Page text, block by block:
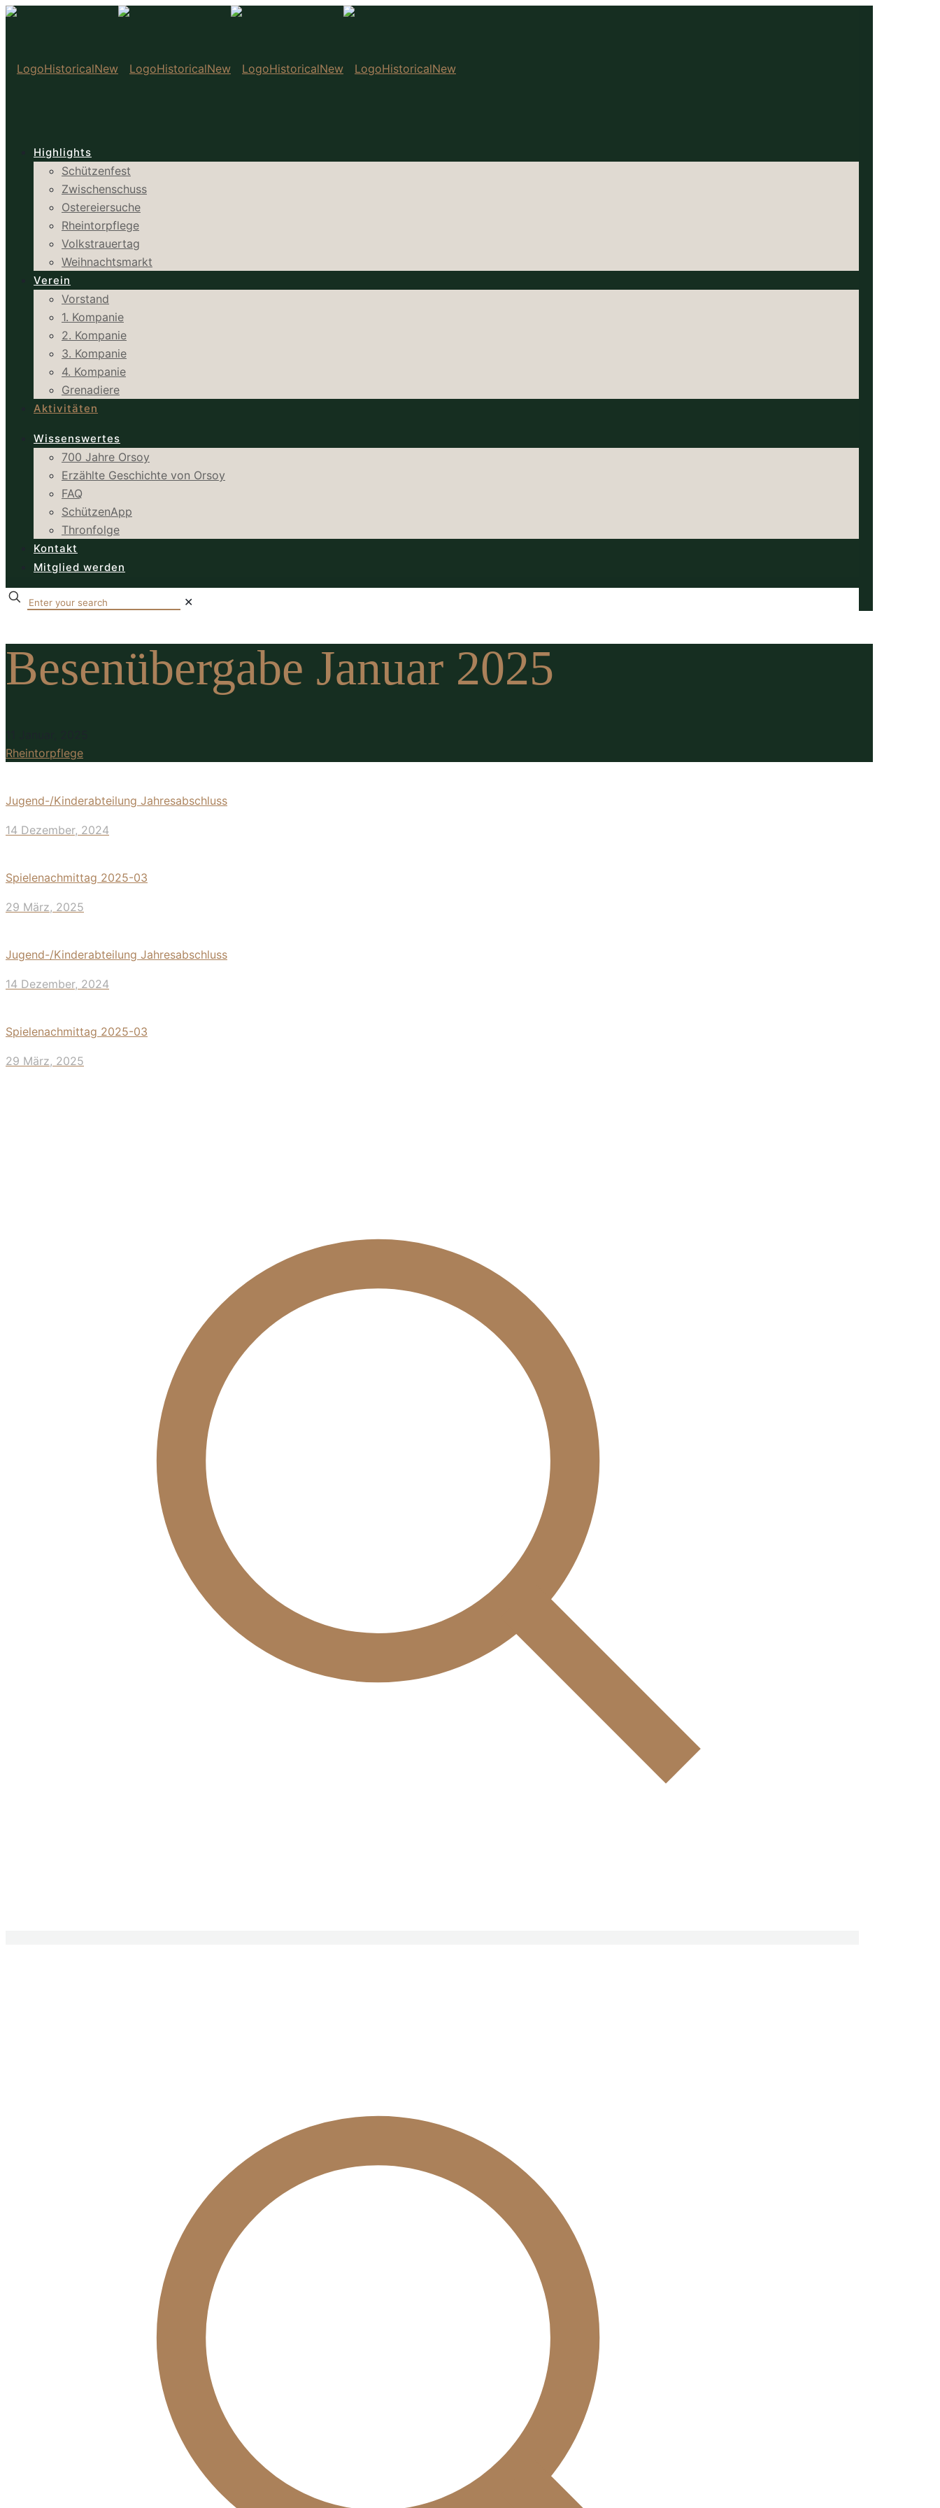
Highlights
Schützenfest
Zwischenschuss
Ostereiersuche
Rheintorpflege
Volkstrauertag
Weihnachtsmarkt
Verein
Vorstand
1. Kompanie
2. Kompanie
3. Kompanie
4. Kompanie
Grenadiere
Aktivitäten
Wissenswertes
700 Jahre Orsoy
Erzählte Geschichte von Orsoy
FAQ
SchützenApp
Thronfolge
Kontakt
Mitglied werden
✕
Besenübergabe Januar 2025
Rheintorpflege
Jugend-/Kinderabteilung Jahresabschluss
14 Dezember, 2024
Spielenachmittag 2025-03
29 März, 2025
Jugend-/Kinderabteilung Jahresabschluss
14 Dezember, 2024
Spielenachmittag 2025-03
29 März, 2025